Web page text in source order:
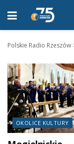
Polskie Radio Rzeszów
OKOLICE KULTURY